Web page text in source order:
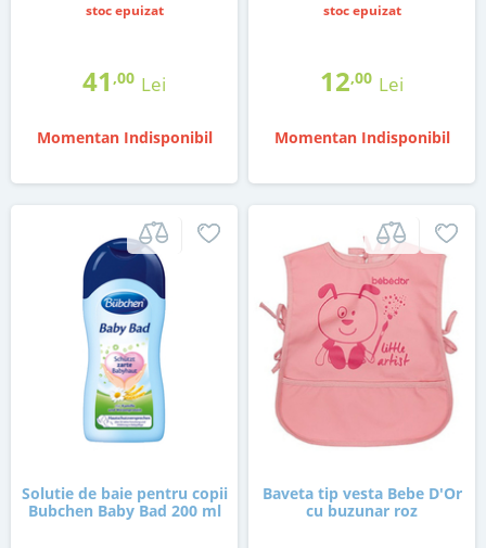
stoc epuizat
41 ,00 Lei
Momentan Indisponibil
stoc epuizat
12,00 Lei
Momentan Indisponibil
Solutie de baie pentru copii
Bubchen Baby Bad 200 ml
Baveta tip vesta Bebe D'Or
cu buzunar roz